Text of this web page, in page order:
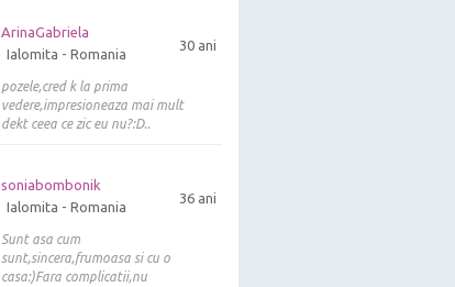
ArinaGabriela
30 ani
Ialomita - Romania
pozele,cred k la prima
vedere,impresioneaza mai mult
dekt ceea ce zic eu nu?:D..
soniabombonik
36 ani
Ialomita - Romania
Sunt asa cum
sunt,sincera,frumoasa si cu o
casa:)Fara complicatii,nu